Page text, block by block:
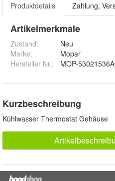
Produktdetails Zahlung,
Artikelmerkmale
Zustand:
Neu
Marke:
Mopar
Hersteller Nr.:
MOP-
Kurzbeschreibung
Kühlwasser Thermostat Gehäuse